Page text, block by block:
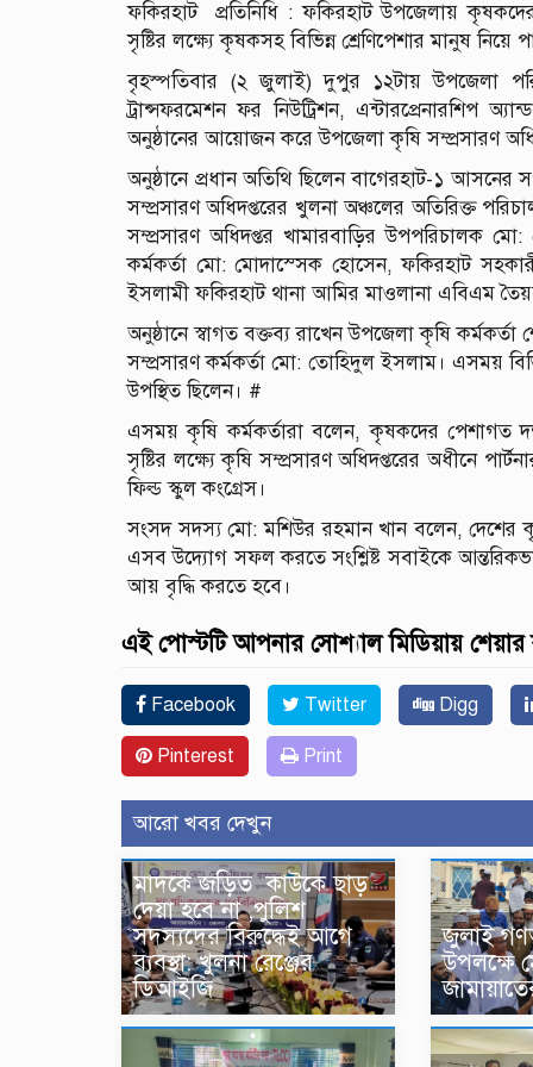
ফকিরহাট প্রতিনিধি : ফকিরহাট উপজেলায় কৃষকদের
সৃষ্টির লক্ষ্যে কৃষকসহ বিভিন্ন শ্রেণিপেশার মানুষ নিয়ে
বৃহস্পতিবার (২ জুলাই) দুপুর ১২টায় উপজেলা
ট্রান্সফরমেশন ফর নিউট্রিশন, এন্টারপ্রেনারশিপ
অনুষ্ঠানের আয়োজন করে উপজেলা কৃষি সম্প্রসারণ
অনুষ্ঠানে প্রধান অতিথি ছিলেন বাগেরহাট-১
সম্প্রসারণ অধিদপ্তরের খুলনা অঞ্চলের অতিরিক্ত
সম্প্রসারণ অধিদপ্তর খামারবাড়ির উপপরিচালক
কর্মকর্তা মো: মোদাস্সেক হোসেন, ফকিরহাট
ইসলামী ফকিরহাট থানা আমির মাওলানা এবিএম
অনুষ্ঠানে স্বাগত বক্তব্য রাখেন উপজেলা কৃষি
সম্প্রসারণ কর্মকর্তা মো: তোহিদুল ইসলাম। এসময়
উপস্থিত ছিলেন। #
এসময় কৃষি কর্মকর্তারা বলেন, কৃষকদের পেশাগত
সৃষ্টির লক্ষ্যে কৃষি সম্প্রসারণ অধিদপ্তরের অধীনে
ফিল্ড স্কুল কংগ্রেস।
সংসদ সদস্য মো: মশিউর রহমান খান বলেন, দেশের
এসব উদ্যোগ সফল করতে সংশ্লিষ্ট সবাইকে
আয় বৃদ্ধি করতে হবে।
এই পোস্টটি আপনার সোশ্যাল মিডিয়ায়
Facebook Twitter Digg
Pinterest Print
আরো খবর দেখুন
মাদকে জড়িত কাউকে ছাড়
দেয়া হবে না ,পুলিশ
সদস্যদের বিরুদ্ধেই আগে
ব্যবস্থা: খুলনা রেঞ্জের
ডিআইজি
জুলাই
উপলক্ষে